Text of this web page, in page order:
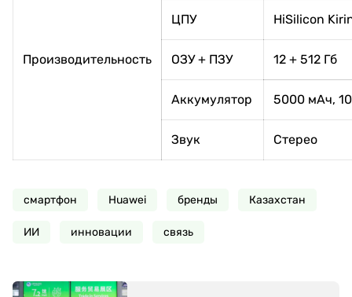
Производительность
ЦПУ HiSilicon
ОЗУ + ПЗУ 12 + 512 Гб
Аккумулятор 5000 мАч,
Звук Стерео
смартфон Huawei бренды Казахстан
ИИ инновации связь